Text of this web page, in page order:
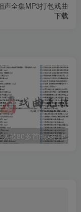
声全集MP3打包戏曲
下载